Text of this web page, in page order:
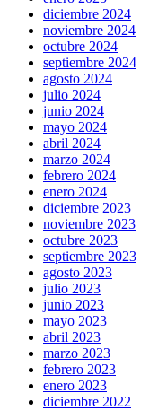
diciembre 2024
noviembre 2024
octubre 2024
septiembre 2024
agosto 2024
julio 2024
junio 2024
mayo 2024
abril 2024
marzo 2024
febrero 2024
enero 2024
diciembre 2023
noviembre 2023
octubre 2023
septiembre 2023
agosto 2023
julio 2023
junio 2023
mayo 2023
abril 2023
marzo 2023
febrero 2023
enero 2023
diciembre 2022